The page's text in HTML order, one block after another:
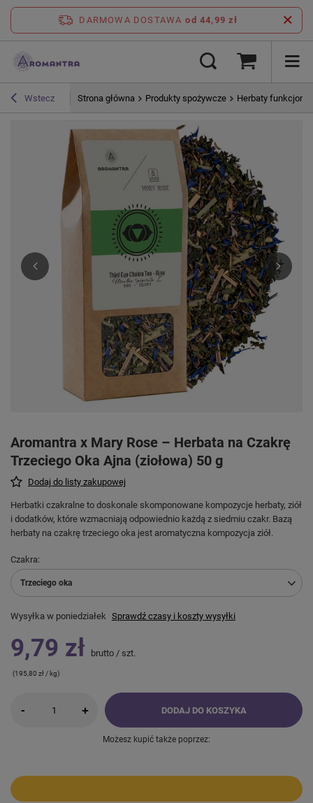
DARMOWA DOSTAWA od 44,99 zł
Wstecz Strona główna Produkty spożywcze Herbaty
Aromantra x Mary Rose – Herbata na Czakrę
Trzeciego Oka Ajna (ziołowa) 50 g
Dodaj do listy zakupowej
Herbatki czakralne to doskonale skomponowane kompozycje herbaty, ziół
i dodatków, które wzmacniają odpowiednio każdą z siedmiu czakr. Bazą
herbaty na czakrę trzeciego oka jest aromatyczna kompozycja ziół.
Czakra
Trzeciego oka
Wysyłka w poniedziałek Sprawdź czasy i koszty wysyłki
9,79 zł brutto / szt.
(195,80 zł / kg)
- + DODAJ DO KOSZYKA
Możesz kupić także poprzez: